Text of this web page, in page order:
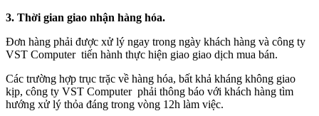
3. Thời gian giao nhận hàng hóa.
Đơn hàng phải được xử lý ngay trong ngày khách hàng và công ty
VST Computer tiến hành thực hiện giao giao dịch mua bán.
Các trường hợp trục trặc về hàng hóa, bất khả kháng không giao
kịp, công ty VST Computer phải thông báo với khách hàng tìm
hướng xử lý thỏa đáng trong vòng 12h làm việc.